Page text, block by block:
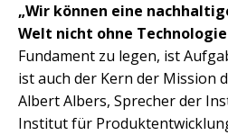
„Wir können eine
Welt nicht ohne
Fundament zu legen, ist
ist auch der Kern der Mission
Albert Albers, Sprecher der
Institut für